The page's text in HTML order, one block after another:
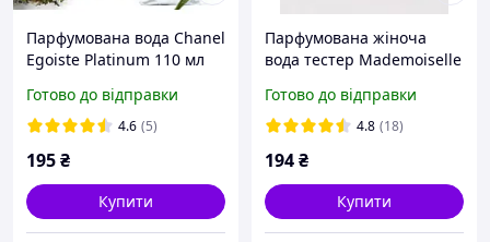
Парфумована вода Chanel
Egoiste Platinum 110 мл
Готово до відправки
4.6 (5)
195₴
Купити
Парфумована жіноча
вода тестер Mademoiselle
Готово до відправки
4.8 (18)
194₴
Купити